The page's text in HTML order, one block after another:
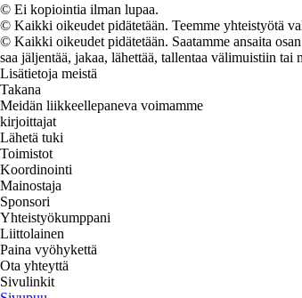
© Ei kopiointia ilman lupaa.
© Kaikki oikeudet pidätetään. Teemme yhteistyötä
© Kaikki oikeudet pidätetään. Saatamme ansaita
saa jäljentää, jakaa, lähettää, tallentaa välimuistiin
Lisätietoja meistä
Takana
Meidän liikkeellepaneva voimamme
kirjoittajat
Lähetä tuki
Toimistot
Koordinointi
Mainostaja
Sponsori
Yhteistyökumppani
Liittolainen
Paina vyöhykettä
Ota yhteyttä
Sivulinkit